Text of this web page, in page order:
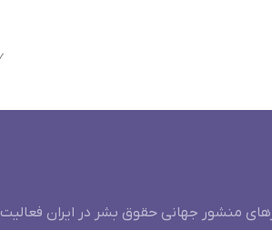
۲۷
منشور جهانی حقوق بشر در ایران